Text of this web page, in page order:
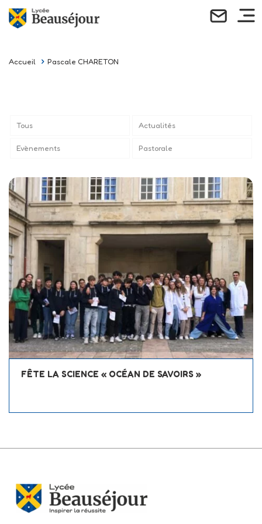
Accueil Pascale CHARETON
Tous Actualités
Evènements Pastorale
FÊTE LA SCIENCE « OCÉAN DE SAVOIRS »